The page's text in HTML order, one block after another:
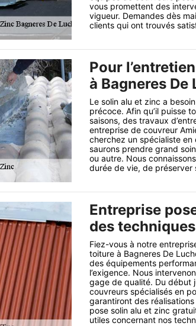
vous promettent des
vigueur. Demandes dès
clients qui ont trouvés
Pour
à Bagneres De
Le solin alu et zinc a
précoce. Afin qu’il puisse
saisons, des travaux
entreprise de couvreur
cherchez un spécialiste en
saurons prendre grand
ou autre. Nous
durée de vie, de préserver
Entreprise
des
Fiez-vous à notre
toiture à Bagneres De
des équipements
l’exigence. Nous
gage de qualité. Du début
couvreurs spécialisés en
garantiront des
pose solin alu et zinc
utiles concernant nos